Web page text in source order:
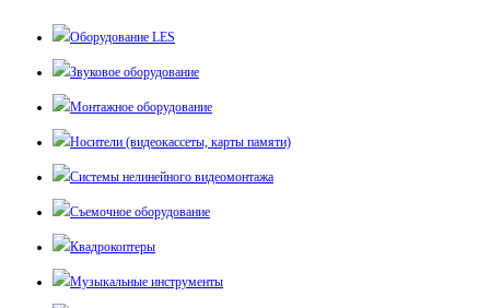
Оборудование LES
Звуковое оборудование
Монтажное оборудование
Носители (видеокассеты, карты памяти)
Системы нелинейного видеомонтажа
Съемочное оборудование
Квадрокоптеры
Музыкальные инструменты